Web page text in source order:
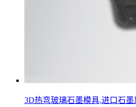
3D热弯玻璃石墨模具,进口石